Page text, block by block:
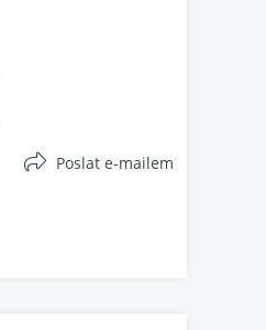
Poslat e-mailem